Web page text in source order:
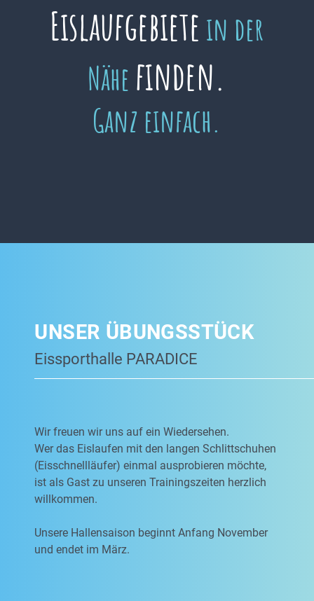
Eislaufgebiete in der
Nähe finden.
Ganz einfach.
UNSER ÜBUNGSSTÜCK
Eissporthalle PARADICE
Wir freuen wir uns auf ein Wiedersehen.
Wer das Eislaufen mit den langen Schlittschuhen
(Eisschnellläufer) einmal ausprobieren möchte,
ist als Gast zu unseren Trainingszeiten herzlich
willkommen.
Unsere Hallensaison beginnt Anfang November
und endet im März.